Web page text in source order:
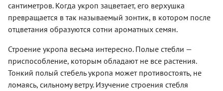
сантиметров. Когда укроп зацветает, его верхушка
превращается в так называемый зонтик, в котором после
отцветания образуются сотни ароматных семян.
Строение укропа весьма интересно. Полые стебли —
приспособление, которым обладают не все растения.
Тонкий полый стебель укропа может противостоять, не
ломаясь, сильному ветру. Изучение строения стебля